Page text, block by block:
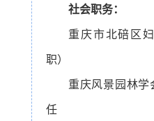
社会职务：
重庆市北碚区
职）
重庆风景园林学
任